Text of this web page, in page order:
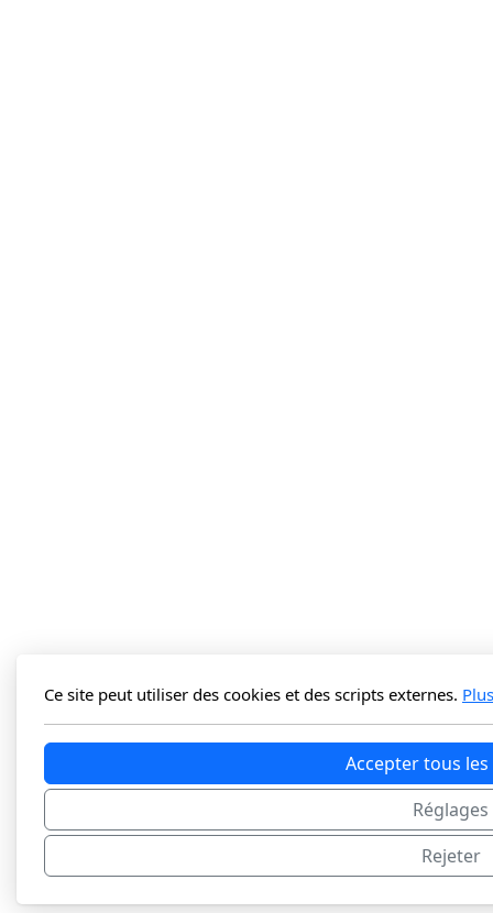
Ce site peut utiliser des cookies et des scripts externes.
Accepter tous
Réglages
Rejeter